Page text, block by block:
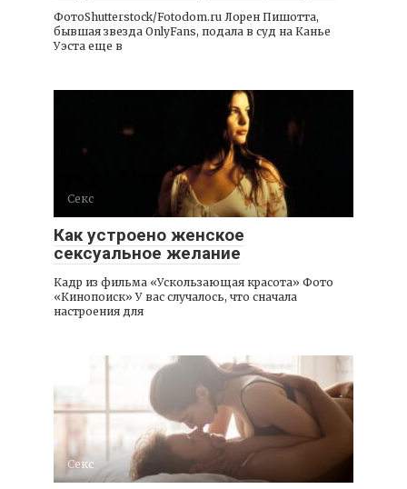
ФотоShutterstock/Fotodom.ru Лорен Пишотта,
бывшая звезда OnlyFans, подала в суд на Канье
Уэста еще в
Секс
Как устроено женское
сексуальное желание
Кадр из фильма «Ускользающая красота» Фото
«Кинопоиск» У вас случалось, что сначала
настроения для
Секс